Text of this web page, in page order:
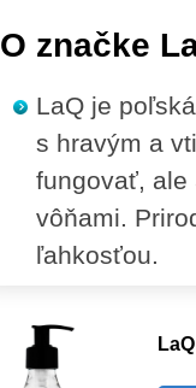
O značke
LaQ je
s hravým a
fungovať, ale
vôňami.
ľahkosťou.